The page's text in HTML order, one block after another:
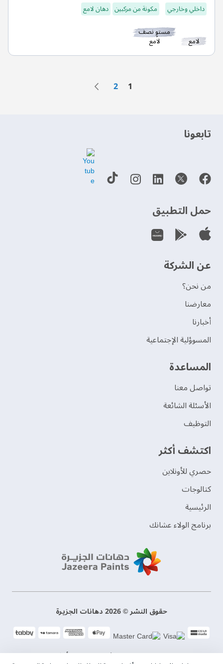
داخلي وخارجي
مكونة من مركبين دهان لامع
لامع
مستوٍ نصف
لامع
الصفحة
أنت تقرأ الصفحة حاليًا
1 الصفحة
2
‫تابعونا‬
حمل التطبيق
عن الشركة
من نحن؟
‫معارضنا‬
‫أخبارنا‬
المسوؤلية الإجتماعية
‫المساعدة‬
تواصل معنا
الأسئلة الشائعة
التوظيف
اكتشف أكثر
حصري للأونلاين
‫كتالوجات‬
الرئيسية
برنامج الولاء عشانك
حقوق النشر © 2026 دهانات الجزيرة
سياسة الخصوصية الشروط و الأحكام